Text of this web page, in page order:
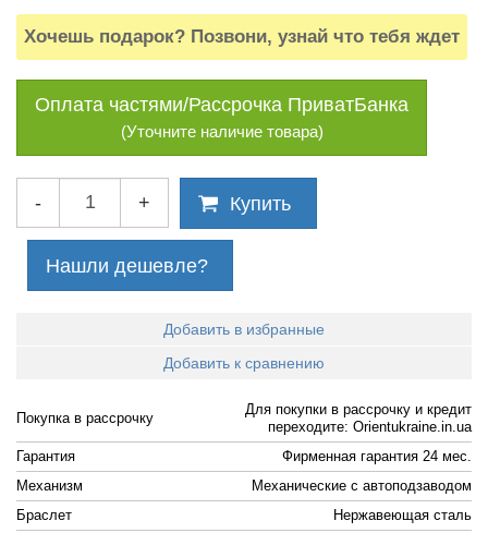
Хочешь подарок? Позвони, узнай что тебя ждет
Оплата частями/Рассрочка ПриватБанка
(Уточните наличие товара)
- + Купить
Нашли дешевле?
Добавить в избранные
Добавить к сравнению
Покупка в рассрочку
Для покупки в рассрочку и кредит
переходите: Orientukraine.in.ua
Гарантия
Фирменная гарантия 24 мес.
Механизм
Механические с автоподзаводом
Браслет
Нержавеющая сталь